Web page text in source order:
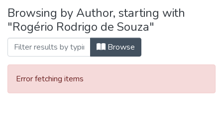
All of DSpace
Browsing by Author, starting with
"Rogério Rodrigo de Souza"
Browse
Error fetching items